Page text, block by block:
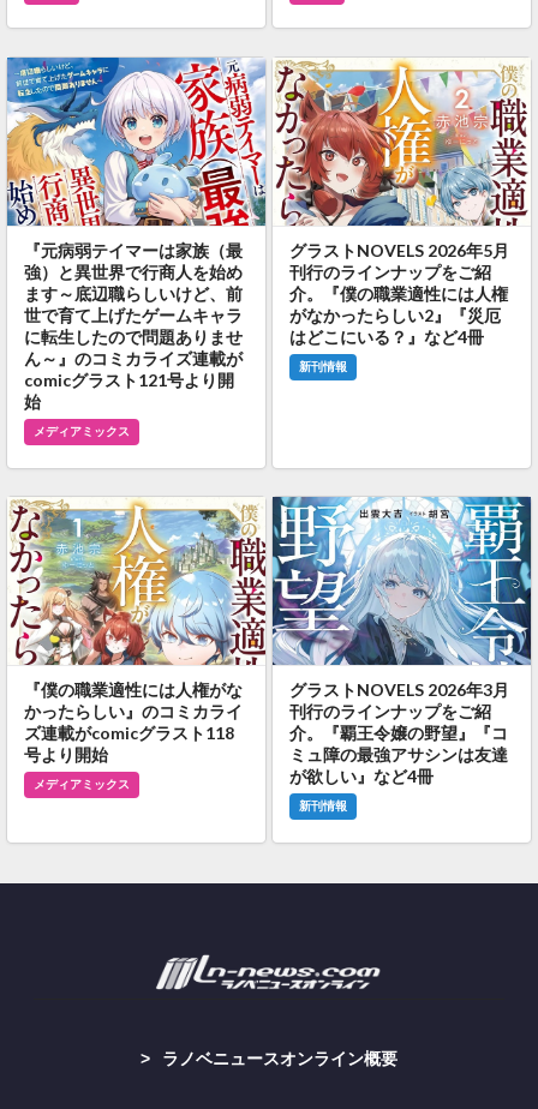
『元病弱テイマーは家族（最
強）と異世界で行商人を始め
ます～底辺職らしいけど、前
世で育て上げたゲームキャラ
に転生したので問題ありませ
ん～』のコミカライズ連載が
comicグラスト121号より開
始
メディアミックス
グラストNOVELS 2026年5月
刊行のラインナップをご紹
介。『僕の職業適性には人権
がなかったらしい2』『災厄
はどこにいる？』など4冊
新刊情報
『僕の職業適性には人権がな
かったらしい』のコミカライ
ズ連載がcomicグラスト118
号より開始
メディアミックス
グラストNOVELS 2026年3月
刊行のラインナップをご紹
介。『覇王令嬢の野望』『コ
ミュ障の最強アサシンは友達
が欲しい』など4冊
新刊情報
ラノベニュースオンライン概要